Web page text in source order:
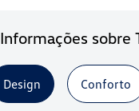
Informações sobre
Design Conforto